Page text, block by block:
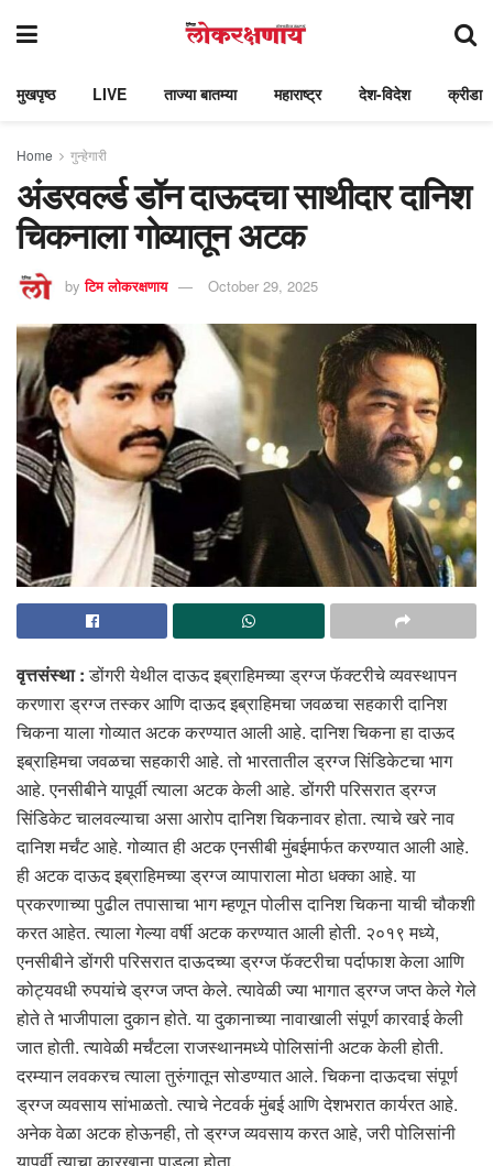
मुखपृष्ठ LIVE ताज्या बातम्या महाराष्ट्र देश-विदेश क्रीडा
Home गुन्हेगारी
अंडरवर्ल्ड डॉन दाऊदचा साथीदार दानिश
चिकनाला गोव्यातून अटक
by टिम लोकरक्षणाय October 29, 2025
वृत्तसंस्था :डोंगरी येथील दाऊद इब्राहिमच्या ड्रग्ज फॅक्टरीचे व्यवस्थापन
करणारा ड्रग्ज तस्कर आणि दाऊद इब्राहिमचा जवळचा सहकारी दानिश
चिकना याला गोव्यात अटक करण्यात आली आहे. दानिश चिकना हा दाऊद
इब्राहिमचा जवळचा सहकारी आहे. तो भारतातील ड्रग्ज सिंडिकेटचा भाग
आहे. एनसीबीने यापूर्वी त्याला अटक केली आहे. डोंगरी परिसरात ड्रग्ज
सिंडिकेट चालवल्याचा असा आरोप दानिश चिकनावर होता. त्याचे खरे नाव
दानिश मर्चंट आहे. गोव्यात ही अटक एनसीबी मुंबईमार्फत करण्यात आली आहे.
ही अटक दाऊद इब्राहिमच्या ड्रग्ज व्यापाराला मोठा धक्का आहे. या
प्रकरणाच्या पुढील तपासाचा भाग म्हणून पोलीस दानिश चिकना याची चौकशी
करत आहेत. त्याला गेल्या वर्षी अटक करण्यात आली होती. २०१९ मध्ये,
एनसीबीने डोंगरी परिसरात दाऊदच्या ड्रग्ज फॅक्टरीचा पर्दाफाश केला आणि
कोट्यवधी रुपयांचे ड्रग्ज जप्त केले. त्यावेळी ज्या भागात ड्रग्ज जप्त केले गेले
होते ते भाजीपाला दुकान होते. या दुकानाच्या नावाखाली संपूर्ण कारवाई केली
जात होती. त्यावेळी मर्चंटला राजस्थानमध्ये पोलिसांनी अटक केली होती.
दरम्यान लवकरच त्याला तुरुंगातून सोडण्यात आले. चिकना दाऊदचा संपूर्ण
ड्रग्ज व्यवसाय सांभाळतो. त्याचे नेटवर्क मुंबई आणि देशभरात कार्यरत आहे.
अनेक वेळा अटक होऊनही, तो ड्रग्ज व्यवसाय करत आहे, जरी पोलिसांनी
यापूर्वी त्याचा कारखाना पाडला होता.